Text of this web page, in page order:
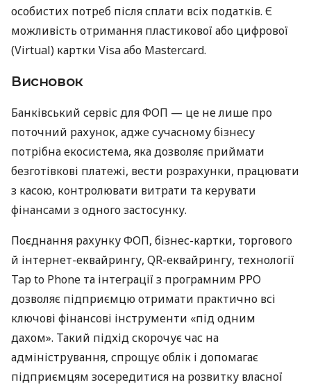
особистих потреб після сплати всіх податків. Є
можливість отримання пластикової або цифрової
(Virtual) картки Visa або Mastercard.
Висновок
Банківський сервіс для ФОП — це не лише про
поточний рахунок, адже сучасному бізнесу
потрібна екосистема, яка дозволяє приймати
безготівкові платежі, вести розрахунки, працювати
з касою, контролювати витрати та керувати
фінансами з одного застосунку.
Поєднання рахунку ФОП, бізнес-картки, торгового
й інтернет-еквайрингу, QR-еквайрингу, технології
Tap to Phone та інтеграції з програмним РРО
дозволяє підприємцю отримати практично всі
ключові фінансові інструменти «під одним
дахом». Такий підхід скорочує час на
адміністрування, спрощує облік і допомагає
підприємцям зосередитися на розвитку власної